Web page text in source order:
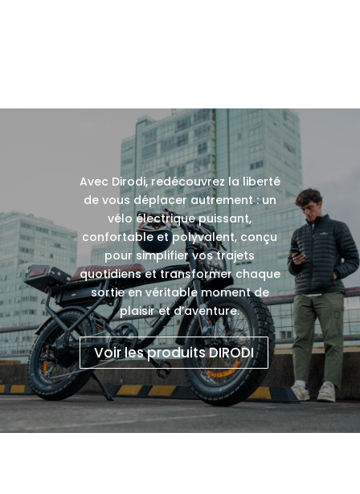
Avec Dirodi, redécouvrez la liberté
de vous déplacer autrement : un
vélo électrique puissant,
confortable et polyvalent, conçu
pour simplifier vos trajets
quotidiens et transformer chaque
sortie en véritable moment de
plaisir et d’aventure.
Voir les produits DIRODI